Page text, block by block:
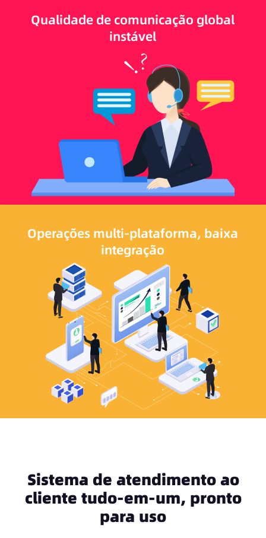
Qualidade de comunicação global
instável
Operações multi-plataforma, baixa
integração
Sistema de atendimento ao
cliente tudo-em-um, pronto
para uso